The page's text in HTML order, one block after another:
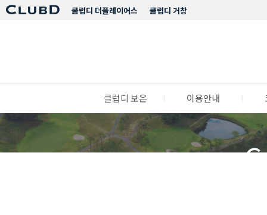
클럽디 거창
클럽디 더플레이어스
클럽디 보은 이용안내